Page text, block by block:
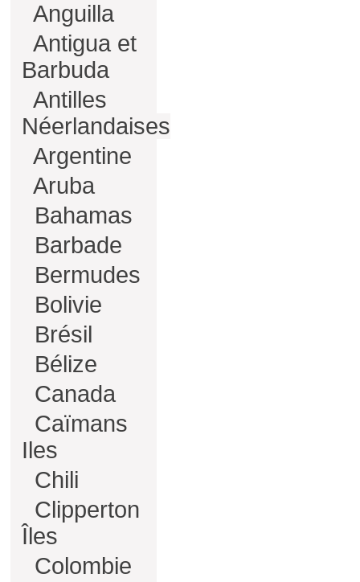
Anguilla
Antigua et
Barbuda
Antilles
Néerlandaises
Argentine
Aruba
Bahamas
Barbade
Bermudes
Bolivie
Brésil
Bélize
Canada
Caïmans
Iles
Chili
Clipperton
Îles
Colombie